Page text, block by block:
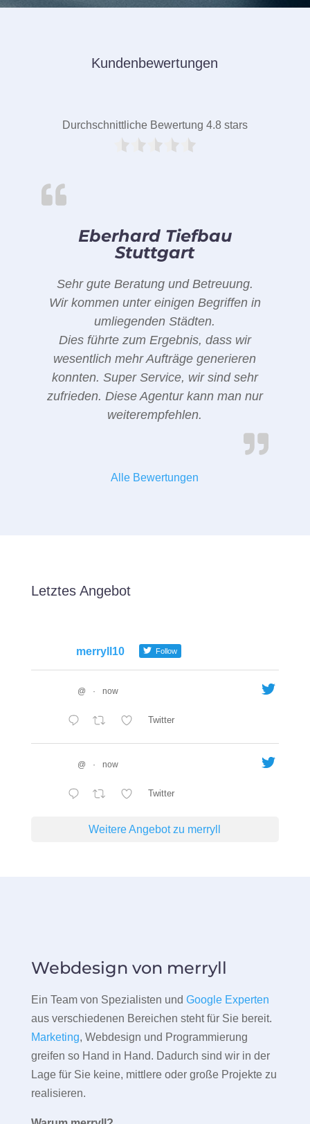
Kundenbewertungen
Durchschnittliche Bewertung 4.8 stars
Eberhard Tiefbau
Stuttgart
Sehr gute Beratung und Betreuung.
Wir kommen unter einigen Begriffen in
umliegenden Städten.
Dies führte zum Ergebnis, dass wir
wesentlich mehr Aufträge generieren
konnten. Super Service, wir sind sehr
zufrieden. Diese Agentur kann man nur
weiterempfehlen.
Alle Bewertungen
Letztes Angebot
merryll10 Follow
@ · now
Twitter
@ · now
Twitter
Weitere Angebot zu merryll
Webdesign von merryll
Ein Team von Spezialisten und Google Experten
aus verschiedenen Bereichen steht für Sie bereit.
Marketing, Webdesign und Programmierung
greifen so Hand in Hand. Dadurch sind wir in der
Lage für Sie keine, mittlere oder große Projekte zu
realisieren.